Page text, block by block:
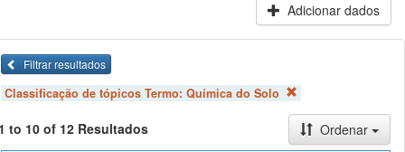
Adicionar dados
Filtrar resultados
Classificação de tópicos Termo: Química do Solo
to 10 of 12 Resultados
Ordenar